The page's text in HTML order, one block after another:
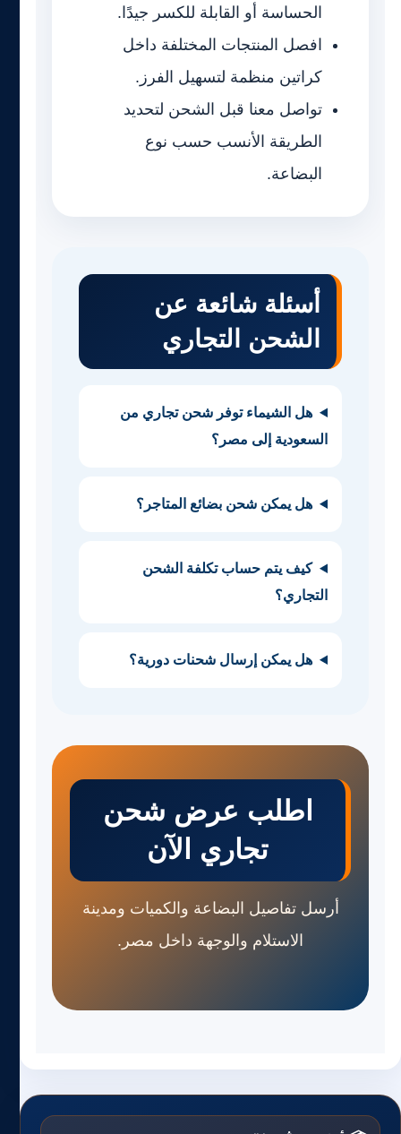
الحساسة أو القابلة للكسر جيدًا.
افصل المنتجات المختلفة داخل
كراتين منظمة لتسهيل الفرز.
تواصل معنا قبل الشحن لتحديد
الطريقة الأنسب حسب نوع
البضاعة.
أسئلة شائعة عن
الشحن التجاري
هل الشيماء توفر شحن تجاري من
السعودية إلى مصر؟
هل يمكن شحن بضائع المتاجر؟
كيف يتم حساب تكلفة الشحن
التجاري؟
هل يمكن إرسال شحنات دورية؟
اطلب عرض شحن
تجاري الآن
أرسل تفاصيل البضاعة والكميات ومدينة
الاستلام والوجهة داخل مصر.